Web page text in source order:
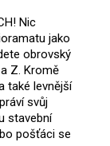
Nic
jako
obrovský
Z. Kromě
také levnější
svůj
stavební
pošťáci se